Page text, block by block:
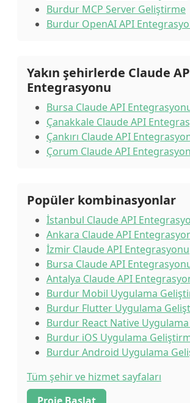
Burdur MCP Server Geliştirme
Burdur OpenAI API
Yakın şehirlerde Claude
Entegrasyonu
Bursa Claude API
Çanakkale Claude API
Çankırı Claude API
Çorum Claude API
Popüler kombinasyonlar
İstanbul Claude API
Ankara Claude API
İzmir Claude API Entegrasyonu
Bursa Claude API
Antalya Claude API
Burdur Mobil Uygulama
Burdur Flutter Uygulama
Burdur React Native
Burdur iOS Uygulama
Burdur Android Uygulama
Tüm şehir ve hizmet sayfaları